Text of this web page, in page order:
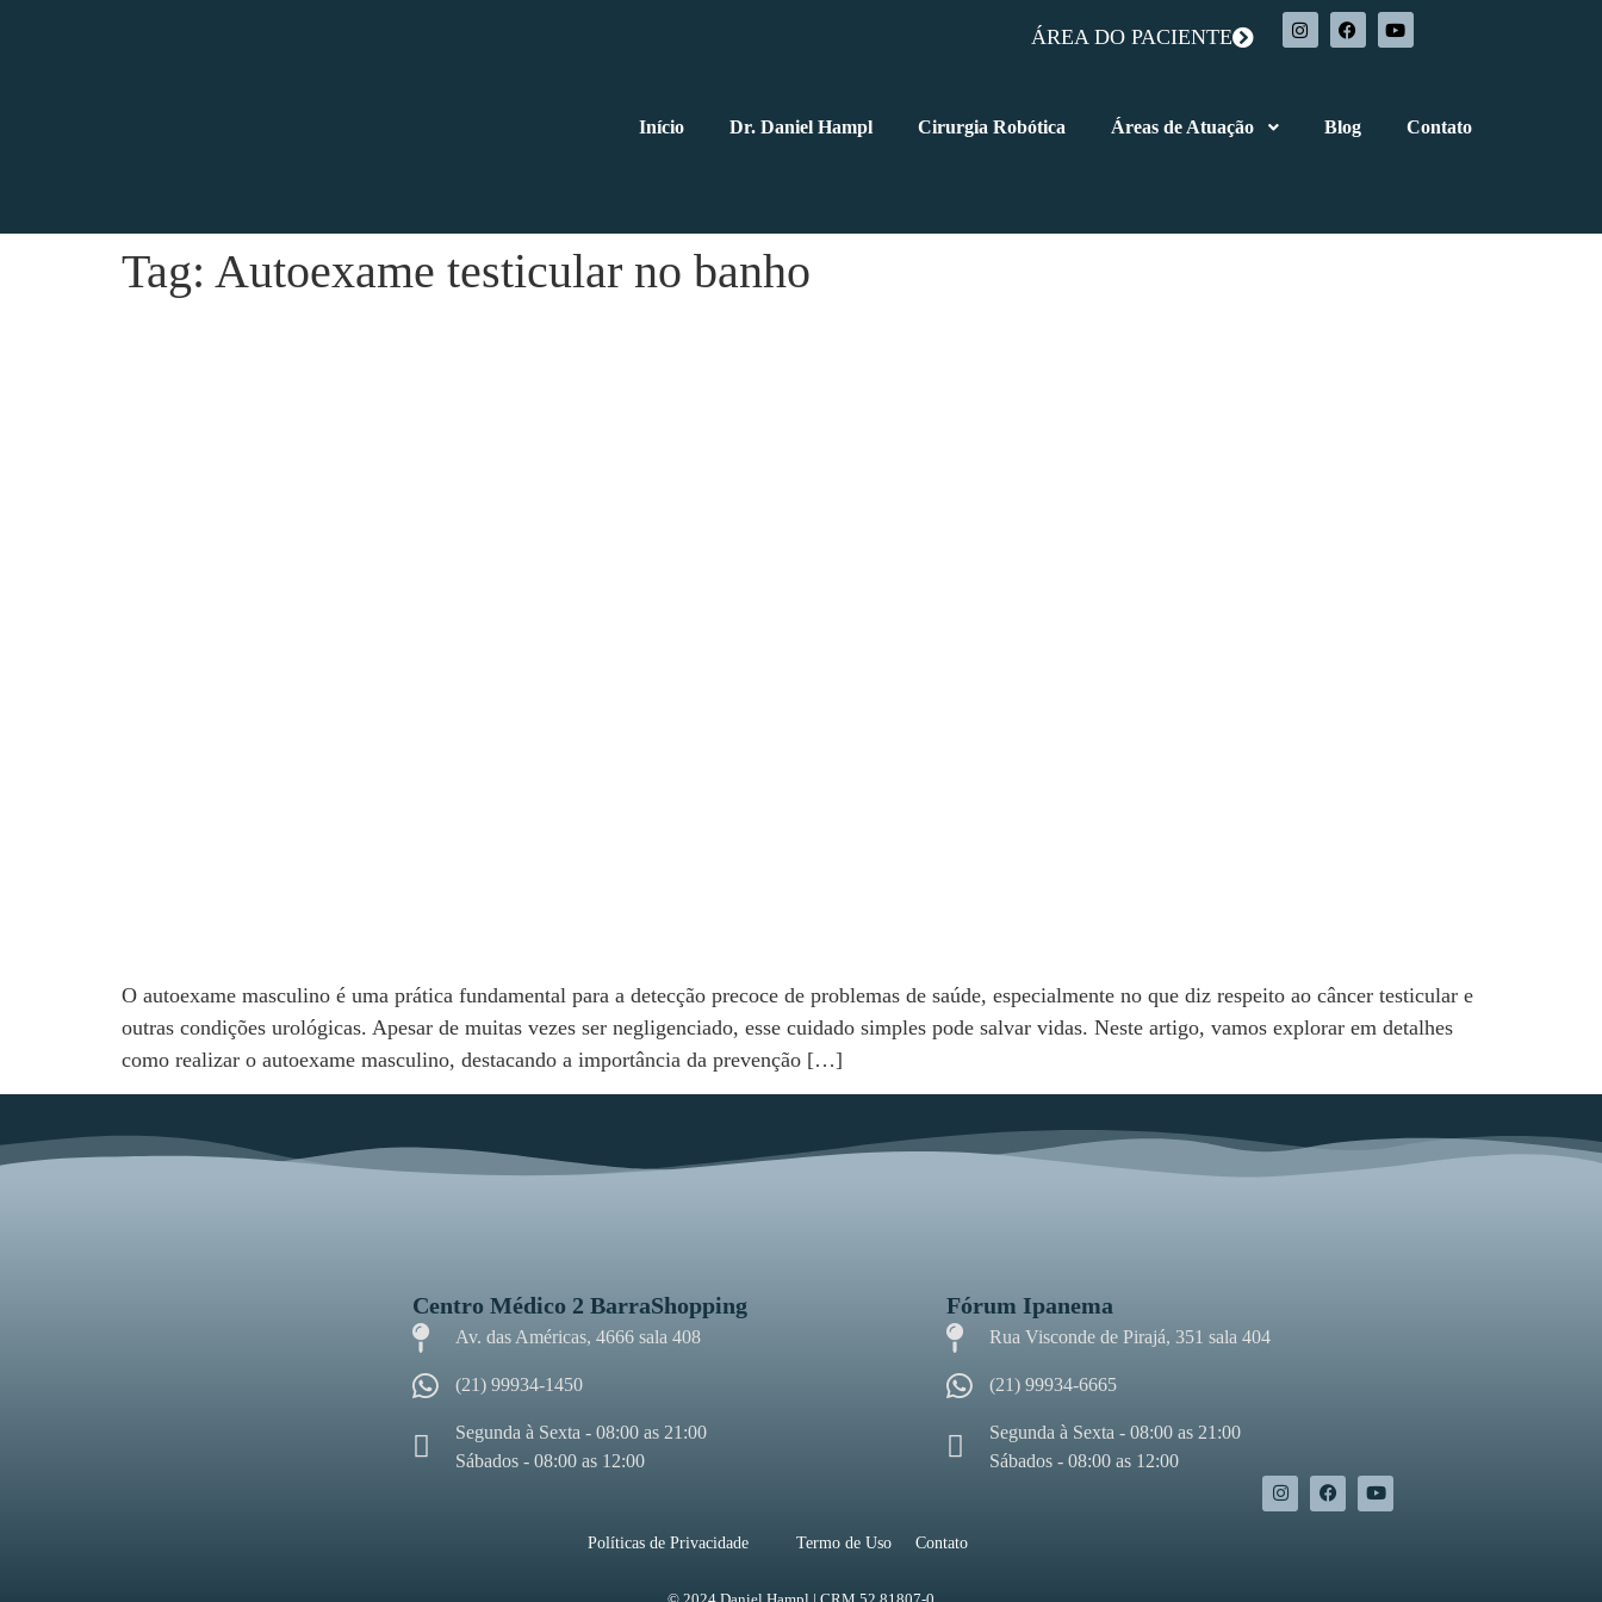
ÁREA DO PACIENTE
Início Dr. Daniel Hampl Cirurgia Robótica Áreas de Atuação Blog Contato
Tag: Autoexame testicular no banho
O autoexame masculino é uma prática fundamental para a detecção precoce de problemas de saúde, especialmente no que diz respeito ao câncer testicular e
outras condições urológicas. Apesar de muitas vezes ser negligenciado, esse cuidado simples pode salvar vidas. Neste artigo, vamos explorar em detalhes
como realizar o autoexame masculino, destacando a importância da prevenção […]
Centro Médico 2 BarraShopping
Av. das Américas, 4666 sala 408
(21) 99934-1450
Segunda à Sexta - 08:00 as 21:00
Sábados - 08:00 as 12:00
Fórum Ipanema
Rua Visconde de Pirajá, 351 sala 404
(21) 99934-6665
Segunda à Sexta - 08:00 as 21:00
Sábados - 08:00 as 12:00
Políticas de Privacidade Termo de Uso Contato